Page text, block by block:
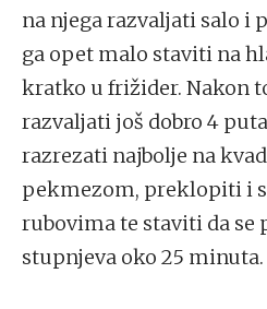
na njega razvaljati salo i
ga opet malo staviti na
kratko u frižider. Nakon
razvaljati još dobro 4
razrezati najbolje na
pekmezom, preklopiti i
rubovima te staviti da se
stupnjeva oko 25 minuta.